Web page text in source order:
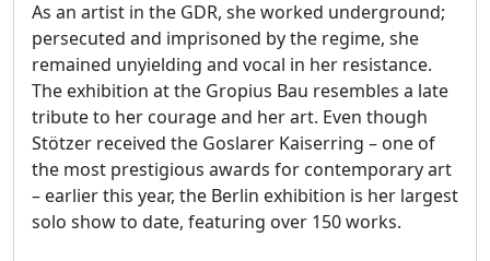
As an artist in the GDR, she worked underground;
persecuted and imprisoned by the regime, she
remained unyielding and vocal in her resistance.
The exhibition at the Gropius Bau resembles a late
tribute to her courage and her art. Even though
Stötzer received the Goslarer Kaiserring – one of
the most prestigious awards for contemporary art
– earlier this year, the Berlin exhibition is her largest
solo show to date, featuring over 150 works.